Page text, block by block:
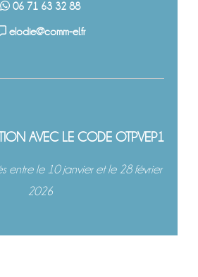
06 71 63 32 88
elodie@comm-el.fr
AVEC LE CODE OTPVEP1
entre le 10 janvier et le 28 février
2026